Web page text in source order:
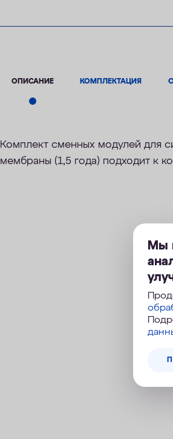
ОПИСАНИЕ КОМПЛЕКТАЦИЯ
Комплект сменных модулей для
мембраны (1,5 года) подходит к
Мы